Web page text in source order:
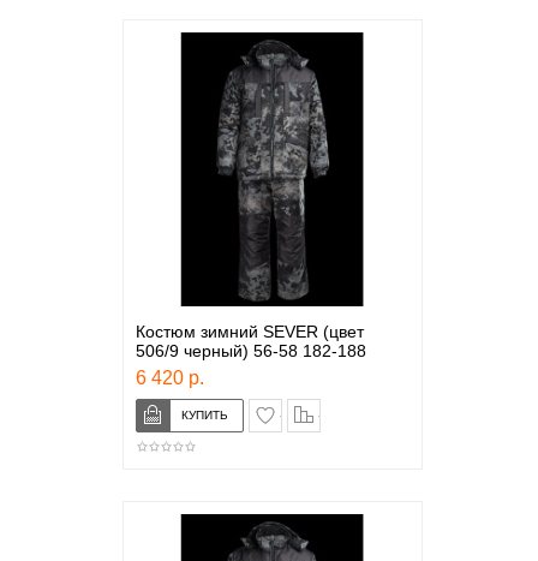
Костюм зимний SEVER (цвет
506/9 черный) 56-58 182-188
6 420 р.
в закладки